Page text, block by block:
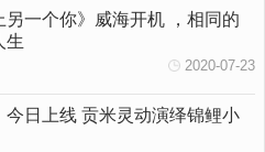
另一个你》威海开机 ，相同的
生
2020-07-23
今日上线 贡米灵动演绎锦鲤小